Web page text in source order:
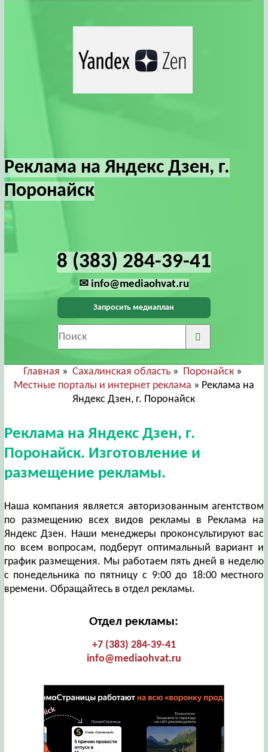
Реклама на Яндекс Дзен, г.
Поронайск
8 (383) 284-39-41
✉ info@mediaohvat.ru
Запросить медиаплан
Главная »Сахалинская область » Поронайск »
Местные порталы и интернет реклама » Реклама на
Яндекс Дзен, г. Поронайск
Реклама на Яндекс Дзен, г.
Поронайск. Изготовление и
размещение рекламы.
Наша компания является авторизованным агентством
по размещению всех видов рекламы в Реклама на
Яндекс Дзен. Наши менеджеры проконсультируют вас
по всем вопросам, подберут оптимальный вариант и
график размещения. Мы работаем пять дней в неделю
с понедельника по пятницу с 9:00 до 18:00 местного
времени. Обращайтесь в отдел рекламы.
Отдел рекламы:
+7 (383) 284-39-41
info@mediaohvat.ru